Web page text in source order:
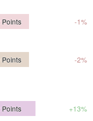
Points -1%
Points -2%
Points +13%